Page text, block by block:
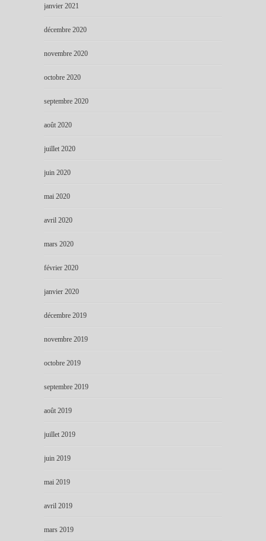
janvier 2021
décembre 2020
novembre 2020
octobre 2020
septembre 2020
août 2020
juillet 2020
juin 2020
mai 2020
avril 2020
mars 2020
février 2020
janvier 2020
décembre 2019
novembre 2019
octobre 2019
septembre 2019
août 2019
juillet 2019
juin 2019
mai 2019
avril 2019
mars 2019